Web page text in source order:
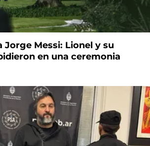
Jorge Messi: Lionel y su
en una ceremonia